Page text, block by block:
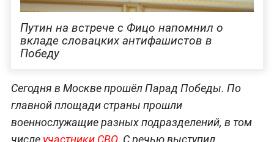
Путин на встрече с Фицо напомнил о
вкладе словацких антифашистов в
Победу
Сегодня в Москве прошёл Парад Победы. По
главной площади страны прошли
военнослужащие разных подразделений, в том
числе участники СВО. С речью выступил